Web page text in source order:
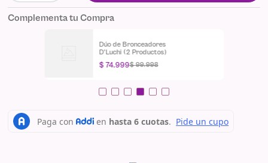
Complementa tu Compra
Dúo de Bronceadores
D'Luchi (2 Productos)
$ 99.998
$ 74. 999